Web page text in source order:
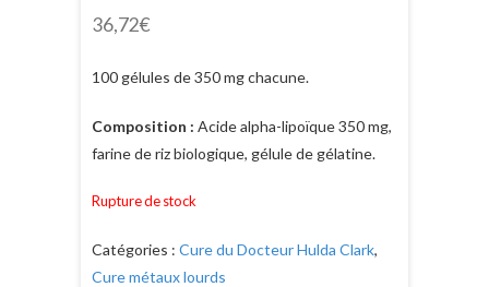
36,72€
100 gélules de 350 mg chacune.
Composition : Acide alpha-lipoïque 350 mg,
farine de riz biologique, gélule de gélatine.
Rupture de stock
Catégories : Cure du Docteur Hulda Clark,
Cure métaux lourds